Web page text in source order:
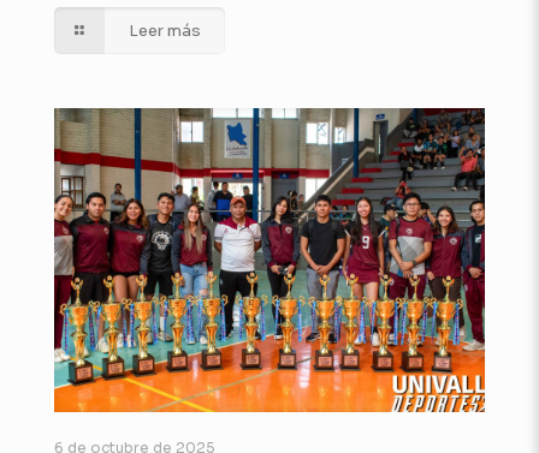
Leer más
6 de octubre de 2025